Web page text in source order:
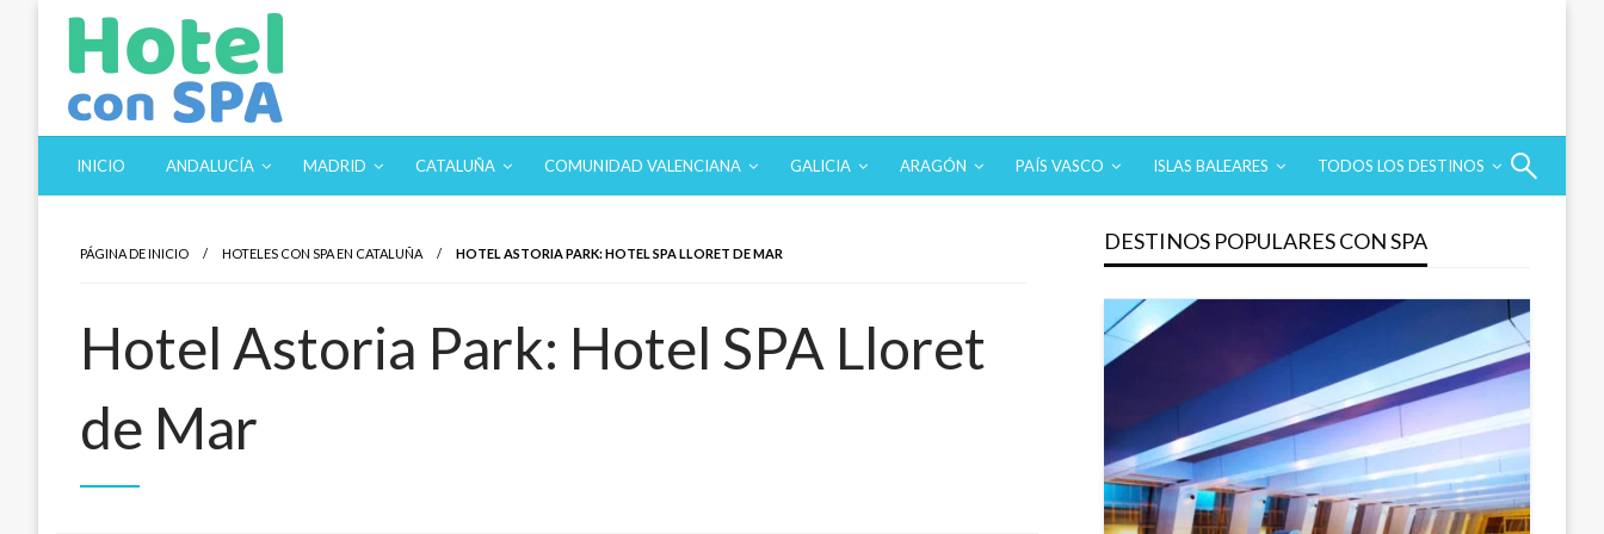
contenido
Hotel con SPA
Los Mejores Hoteles con SPA en un solo sitio. Balnearios y hoteles con SPA en los destinos más turísticos.
INICIO ANDALUCÍA MADRID CATALUÑA COMUNIDAD VALENCIANA GALICIA ARAGÓN PAÍS VASCO ISLAS BALEARES TODOS LOS DESTINOS
PÁGINA DE INICIO HOTELES CON SPA EN CATALUÑA HOTEL ASTORIA PARK: HOTEL SPA LLORET DE MAR
Hotel Astoria Park: Hotel SPA Lloret
de Mar
DESTINOS POPULARES CON SPA